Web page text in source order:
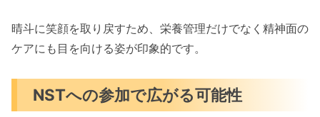
晴斗に笑顔を取り戻すため、栄養管理だけでなく精神面の
ケアにも目を向ける姿が印象的です。
NSTへの参加で広がる可能性